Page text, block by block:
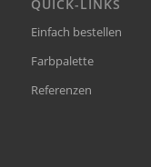
QUICK-LINKS
Einfach bestellen
Farbpalette
Referenzen